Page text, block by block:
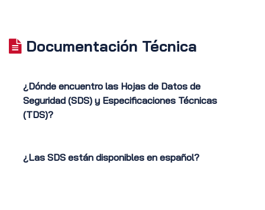
Documentación Técnica
¿Dónde encuentro las Hojas de Datos de
Seguridad (SDS) y Especificaciones Técnicas
(TDS)?
¿Las SDS están disponibles en español?